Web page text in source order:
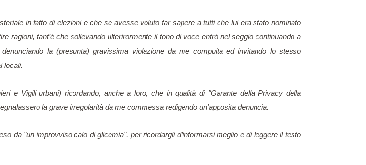
in fatto di elezioni e che se avesse voluto far sapere a tutti che lui erastato nominato
ragioni, tant’è che sollevando ulterirormente il tono di voce entrò nel seggio continuando a
la (presunta) gravissima violazione da me compuita ed invitando lo stesso
locali.
e Vigili urbani) ricordando, anche a loro, che in qualità di "Garante della Privacy della
la grave irregolarità da me commessa redigendo un’apposita denuncia.
da "un improvviso calo di glicemia", per ricordargli d’informarsi meglio e di leggere il testo